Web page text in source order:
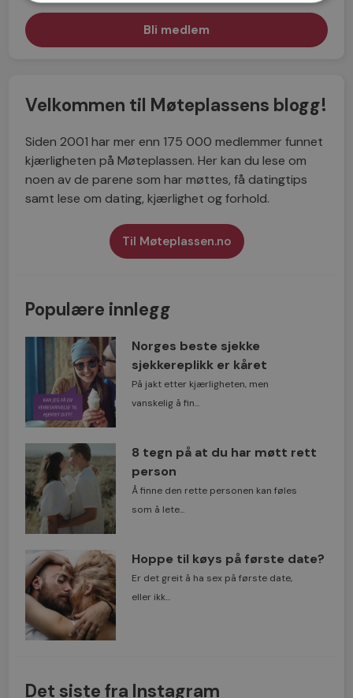
Velkommen til Møteplassens blogg!
Siden 2001 har mer enn 175 000 medlemmer funnet
kjærligheten på Møteplassen. Her kan du lese om
noen av de parene som har møttes, få datingtips
samt lese om dating, kjærlighet og forhold.
Til Møteplassen.no
Populære innlegg
Norges beste sjekke
sjekkereplikk er kåret
På jakt etter kjærligheten, men
vanskelig å fin...
8 tegn på at du har møtt rett
person
Å finne den rette personen kan føles
som å lete...
Hoppe til køys på første date?
Er det greit å ha sex på første date,
eller ikk...
Det siste fra Instagram